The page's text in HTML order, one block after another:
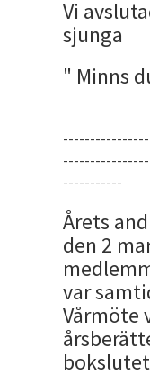
Vi
sjunga
" Minns
-----------
Årets
den 2
var
Vårmöte